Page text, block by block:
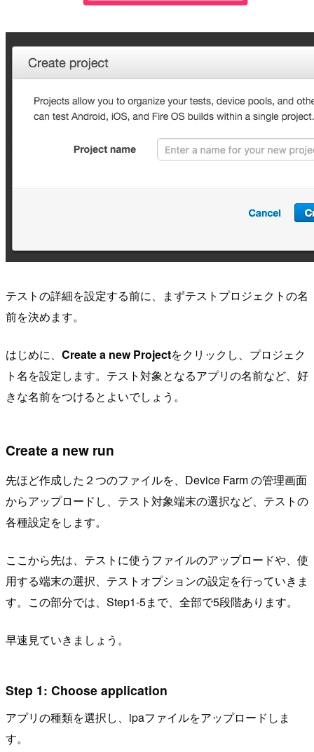
テストの詳細を設定する前に、まずテストプロジェクトの名
前を決めます。
はじめに、 Create a new Projectをクリックし、プロジェク
ト名を設定します。テスト対象となるアプリの名前など、好
きな名前をつけるとよいでしょう。
Create a new run
先ほど作成した２つのファイルを、Device Farm の管理画面
からアップロードし、テスト対象端末の選択など、テストの
各種設定をします。
ここから先は、テストに使うファイルのアップロードや、使
用する端末の選択、テストオプションの設定を行っていきま
す。この部分では、Step1-5まで、全部で5段階あります。
早速見ていきましょう。
Step 1: Choose application
アプリの種類を選択し、ipaファイルをアップロードしま
す。